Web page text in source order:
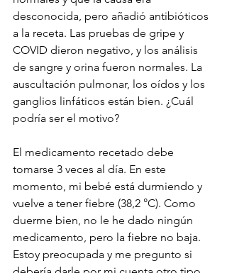
desconocida, pero añadió antibióticos
a la receta. Las pruebas de gripe y
COVID dieron negativo, y los análisis
de sangre y orina fueron normales. La
auscultación pulmonar, los oídos y los
ganglios linfáticos están bien. ¿Cuál
podría ser el motivo?
El medicamento recetado debe
tomarse 3 veces al día. En este
momento, mi bebé está durmiendo y
vuelve a tener fiebre (38,2 °C). Como
duerme bien, no le he dado ningún
medicamento, pero la fiebre no baja.
Estoy preocupada y me pregunto si